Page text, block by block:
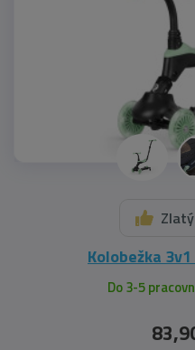
Kolobežka
Do 3-5